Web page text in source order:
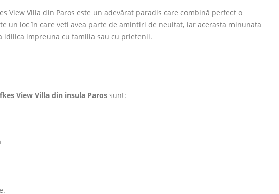
View Villa din Paros este un adevărat paradis care combină perfect o
un loc în care veti avea parte de amintiri de neuitat, iar acerasta minunata
idilica impreuna cu familia sau cu prietenii.
View Villa din insula Paros sunt: